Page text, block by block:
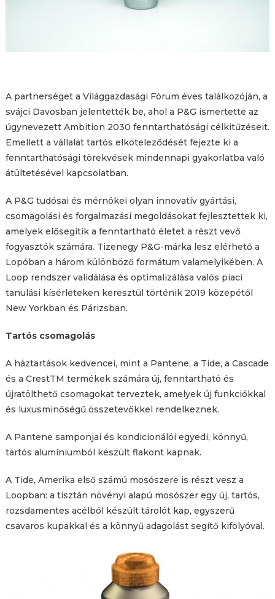
A partnerséget a Világgazdasági Fórum éves találkozóján, a
svájci Davosban jelentették be, ahol a P&G ismertette az
úgynevezett Ambition 2030 fenntarthatósági célkitűzéseit.
Emellett a vállalat tartós elköteleződését fejezte ki a
fenntarthatósági törekvések mindennapi gyakorlatba való
átültetésével kapcsolatban.
A P&G tudósai és mérnökei olyan innovatív gyártási,
csomagolási és forgalmazási megoldásokat fejlesztettek ki,
amelyek elősegítik a fenntartható életet a részt vevő
fogyasztók számára. Tizenegy P&G-márka lesz elérhető a
Lopóban a három különböző formátum valamelyikében. A
Loop rendszer validálása és optimalizálása valós piaci
tanulási kísérleteken keresztül történik 2019 közepétől
New Yorkban és Párizsban.
Tartós csomagolás
A háztartások kedvencei, mint a Pantene, a Tide, a Cascade
és a CrestTM termékek számára új, fenntartható és
újratölthető csomagokat terveztek, amelyek új funkciókkal
és luxusminőségű összetevőkkel rendelkeznek.
A Pantene samponjai és kondicionálói egyedi, könnyű,
tartós alumíniumból készült flakont kapnak.
A Tide, Amerika első számú mosószere is részt vesz a
Loopban: a tisztán növényi alapú mosószer egy új, tartós,
rozsdamentes acélból készült tárolót kap, egyszerű
csavaros kupakkal és a könnyű adagolást segítő kifolyóval.